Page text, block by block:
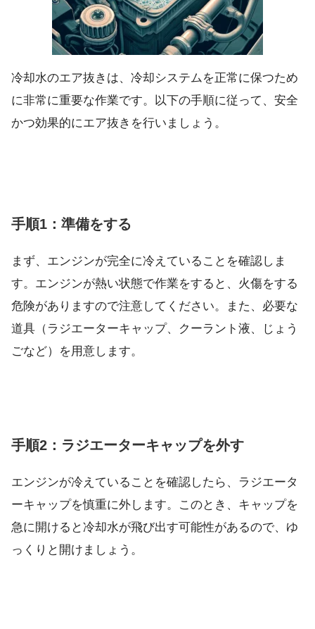
冷却水のエア抜きは、冷却システムを正常に保つため
に非常に重要な作業です。以下の手順に従って、安全
かつ効果的にエア抜きを行いましょう。
手順1：準備をする
まず、エンジンが完全に冷えていることを確認しま
す。エンジンが熱い状態で作業をすると、火傷をする
危険がありますので注意してください。また、必要な
道具（ラジエーターキャップ、クーラント液、じょう
ごなど）を用意します。
手順2：ラジエーターキャップを外す
エンジンが冷えていることを確認したら、ラジエータ
ーキャップを慎重に外します。このとき、キャップを
急に開けると冷却水が飛び出す可能性があるので、ゆ
っくりと開けましょう。